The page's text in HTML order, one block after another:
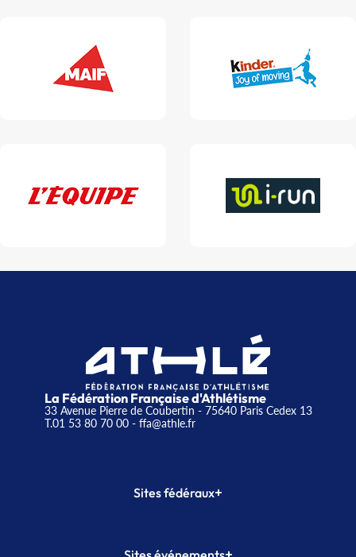
La Fédération Française d'Athlétisme
33 Avenue Pierre de Coubertin - 75640 Paris Cedex 13
T.01 53 80 70 00- ffa@athle.fr
Sites fédéraux+